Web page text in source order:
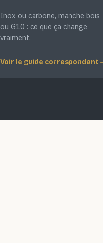
Inox ou carbone, manche bois
ou G10 : ce que ça change
vraiment.
Voir le guide correspondant